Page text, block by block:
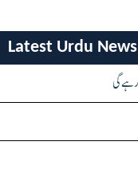
Latest Urdu News